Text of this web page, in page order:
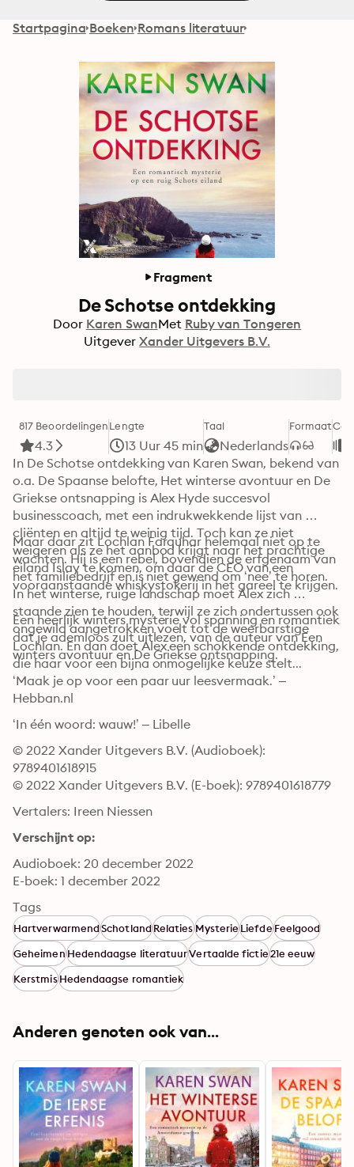
Startpagina Boeken Romans literatuur
Fragment
De Schotse ontdekking
Door Karen SwanMet Ruby van Tongeren
Uitgever Xander Uitgevers B.V.
817 Beoordelingen
4.3
Lengte
13 Uur 45 min
Taal
Nederlands
Formaat
In De Schotse ontdekking van Karen Swan, bekend van
o.a. De Spaanse belofte, Het winterse avontuur en De
Griekse ontsnapping is Alex Hyde succesvol
businesscoach, met een indrukwekkende lijst van
cliënten en altijd te weinig tijd. Toch kan ze niet
weigeren als ze het aanbod krijgt naar het prachtige
eiland Islay te komen, om daar de CEO van een
vooraanstaande whiskystokerij in het gareel te krijgen.
Maar daar zit Lochlan Farquhar helemaal niet op te
wachten. Hij is een rebel, bovendien de erfgenaam van
het familiebedrijf en is niet gewend om ‘nee’ te horen.
In het winterse, ruige landschap moet Alex zich
staande zien te houden, terwijl ze zich ondertussen ook
ongewild aangetrokken voelt tot de weerbarstige
Lochlan. En dan doet Alex een schokkende ontdekking,
die haar voor een bijna onmogelijke keuze stelt...
Een heerlijk winters mysterie vol spanning en romantiek
dat je ademloos zult uitlezen, van de auteur van Een
winters avontuur en De Griekse ontsnapping.
‘Maak je op voor een paar uur leesvermaak.’ ‒
Hebban.nl
‘In één woord: wauw!’ ‒ Libelle
© 2022 Xander Uitgevers B.V. (Audioboek):
9789401618915
© 2022 Xander Uitgevers B.V. (E-boek): 9789401618779
Vertalers: Ireen Niessen
Verschijnt op:
Audioboek: 20 december 2022
E-boek: 1 december 2022
Tags
HartverwarmendSchotlandRelatiesMysterieLiefdeFeelgood
GeheimenHedendaagse literatuurVertaalde fictie21e eeuw
KerstmisHedendaagse romantiek
Anderen genoten ook van...